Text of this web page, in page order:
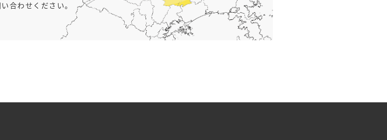
合わせください。